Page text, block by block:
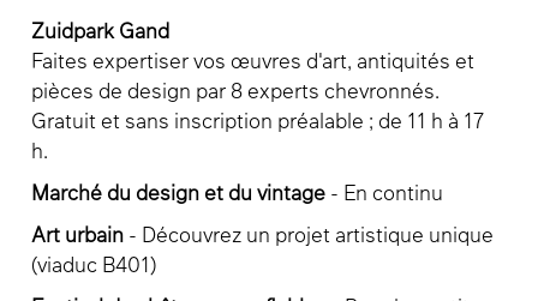
Zuidpark Gand
Faites expertiser vos œuvres d'art, antiquités et
pièces de design par 8 experts chevronnés.
Gratuit et sans inscription préalable ; de 11 h à 17
h.
Marché du design et du vintage - En continu
Art urbain - Découvrez un projet artistique unique
(viaduc B401)